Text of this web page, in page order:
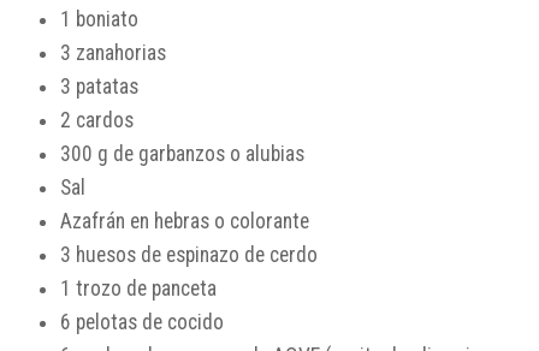
1 boniato
3 zanahorias
3 patatas
2 cardos
300 g de garbanzos o alubias
Sal
Azafrán en hebras o colorante
3 huesos de espinazo de cerdo
1 trozo de panceta
6 pelotas de cocido